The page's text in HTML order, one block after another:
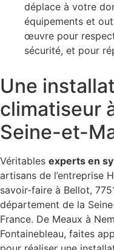
déplace à votre
équipements et
œuvre pour
sécurité, et pour
Une
climatiseur
Seine-et-
Véritables experts en
artisans de l’entreprise
savoir-faire à Bellot,
département de la
France. De Meaux à
Fontainebleau, faites